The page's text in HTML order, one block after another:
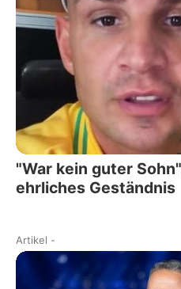
"War kein guter
ehrliches Geständnis
Artikel -